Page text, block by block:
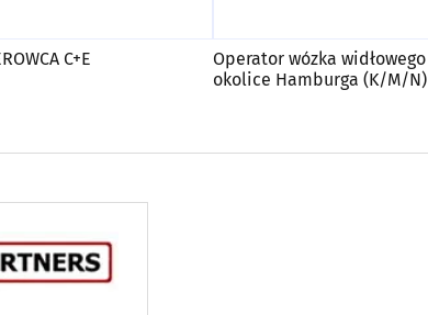
C+E
Operator wózka widłowego
okolice Hamburga (K/M/N)